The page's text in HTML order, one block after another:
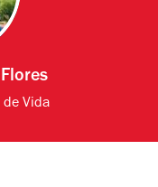
de Vida